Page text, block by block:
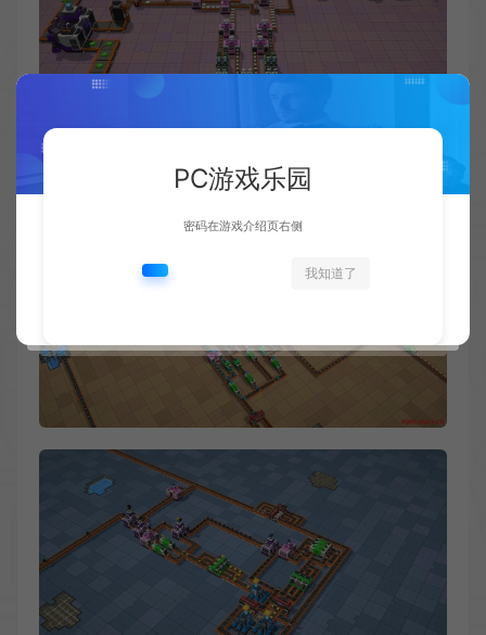
PC游戏乐园
密码在游戏介绍页右侧
我知道了